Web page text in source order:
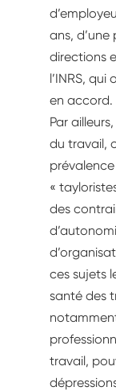
ans,
directions
l’INRS,
en accord.
Par
du travail,
«
des
ces sujets
santé des
travail,